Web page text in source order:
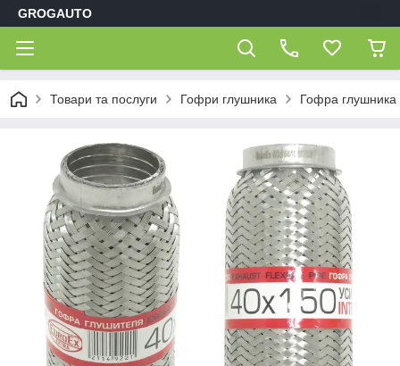
GROGAUTO
Товари та послуги Гофри глушника Гофра глушника